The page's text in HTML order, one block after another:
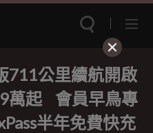
711公里續航開啟
萬起 會員早鳥專
半年免費快充